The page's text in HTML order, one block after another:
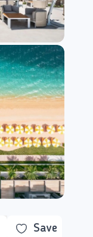
Save